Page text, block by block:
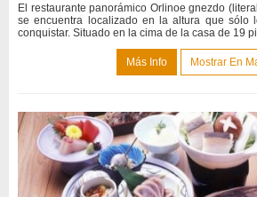
El restaurante panorámico Orlinoe gnezdo
se encuentra localizado en la altura que sólo
conquistar. Situado en la cima de la casa de 19
Más Info Mostrar En